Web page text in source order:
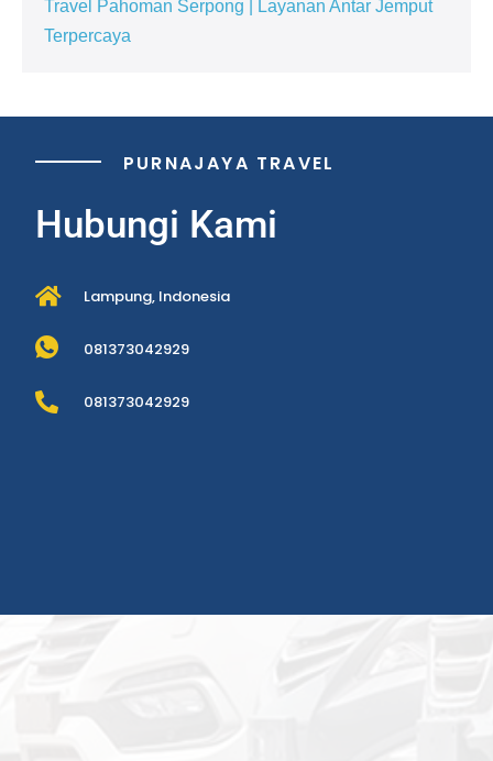
Travel Pahoman Serpong | Layanan Antar Jemput
Terpercaya
PURNAJAYA TRAVEL
Hubungi Kami
Lampung, Indonesia
081373042929
081373042929